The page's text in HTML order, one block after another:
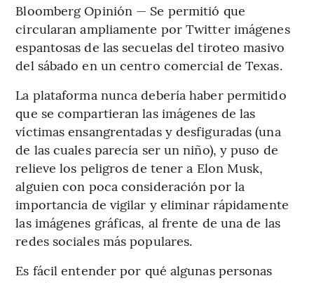
Bloomberg Opinión — Se permitió que
circularan ampliamente por Twitter imágenes
espantosas de las secuelas del tiroteo masivo
del sábado en un centro comercial de Texas.
La plataforma nunca debería haber permitido
que se compartieran las imágenes de las
víctimas ensangrentadas y desfiguradas (una
de las cuales parecía ser un niño), y puso de
relieve los peligros de tener a Elon Musk,
alguien con poca consideración por la
importancia de vigilar y eliminar rápidamente
las imágenes gráficas, al frente de una de las
redes sociales más populares.
Es fácil entender por qué algunas personas